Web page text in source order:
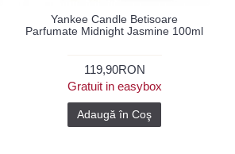
Yankee Candle Betisoare
Parfumate Midnight Jasmine 100ml
119,90RON
Gratuit in easybox
Adaugă în Coş